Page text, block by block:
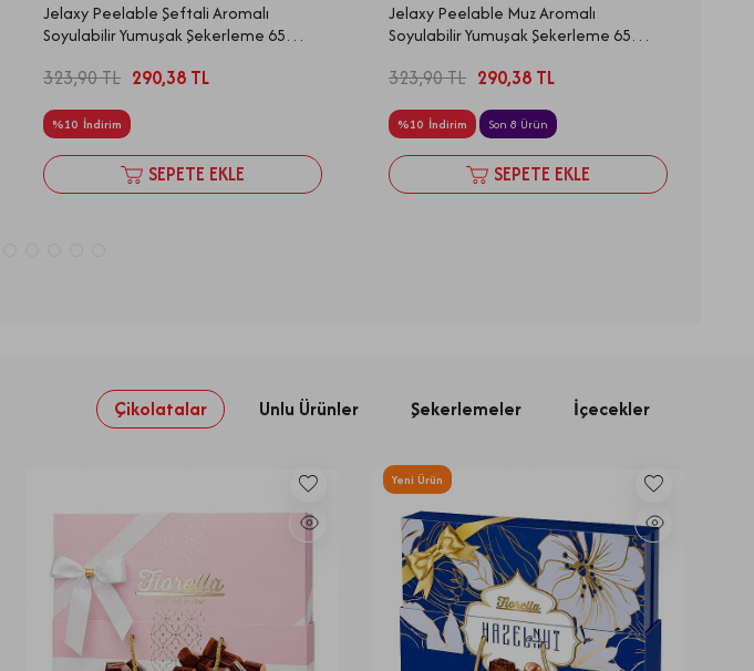
Jelaxy Peelable Şeftali Aromalı
Soyulabilir Yumuşak Şekerleme 65
323,90TL 290,38 TL
%10 İndirim
SEPETE EKLE
Jelaxy Peelable Muz Aromalı
Soyulabilir Yumuşak Şekerleme 65
323,90TL 290,38 TL
%10 İndirim Son 8 Ürün
SEPETE EKLE
Çikolatalar Unlu Ürünler Şekerlemeler İçecekler
Yeni Ürün